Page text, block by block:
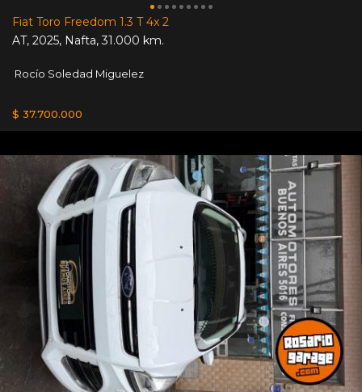
Fiat Toro Freedom 1.3 T 4x 2
AT, 2025, Nafta,31.000 km.
Rocío Soledad Miguelez
$ 37.700.000